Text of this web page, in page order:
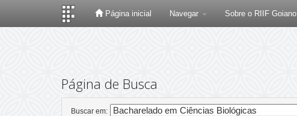
Página inicial Navegar Sobre o RIIF Goiano
Página de Busca
Buscar em: